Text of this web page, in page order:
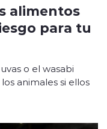
alimentos
para tu
o el wasabi
animales si ellos